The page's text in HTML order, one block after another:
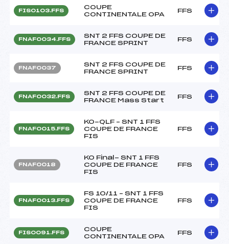
FIS0103.FFS
COUPE
CONTINENTALE OPA
FFS
FNAF0034.FFS
SNT 2 FFS COUPE DE
FRANCE SPRINT
FFS
FNAF0037
SNT 2 FFS COUPE DE
FRANCE SPRINT
FFS
FNAF0032.FFS
SNT 2 FFS COUPE DE
FRANCE Mass Start
FFS
FNAF0015.FFS
KO-QLF – SNT 1 FFS
COUPE DE FRANCE
FIS
FFS
FNAF0018
KO Final- SNT 1 FFS
COUPE DE FRANCE
FIS
FFS
FNAF0013.FFS
FS 10/11 – SNT 1 FFS
COUPE DE FRANCE
FIS
FFS
FIS0091.FFS
COUPE
CONTINENTALE OPA
FFS